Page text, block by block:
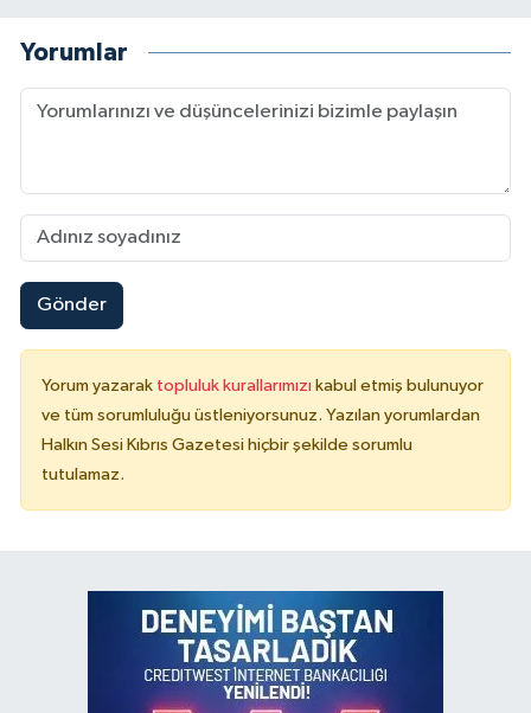
Yorumlar
Gönder
Yorum yazarak topluluk kurallarımızı kabul etmiş bulunuyor
ve tüm sorumluluğu üstleniyorsunuz. Yazılan yorumlardan
Halkın Sesi Kıbrıs Gazetesi hiçbir şekilde sorumlu
tutulamaz.